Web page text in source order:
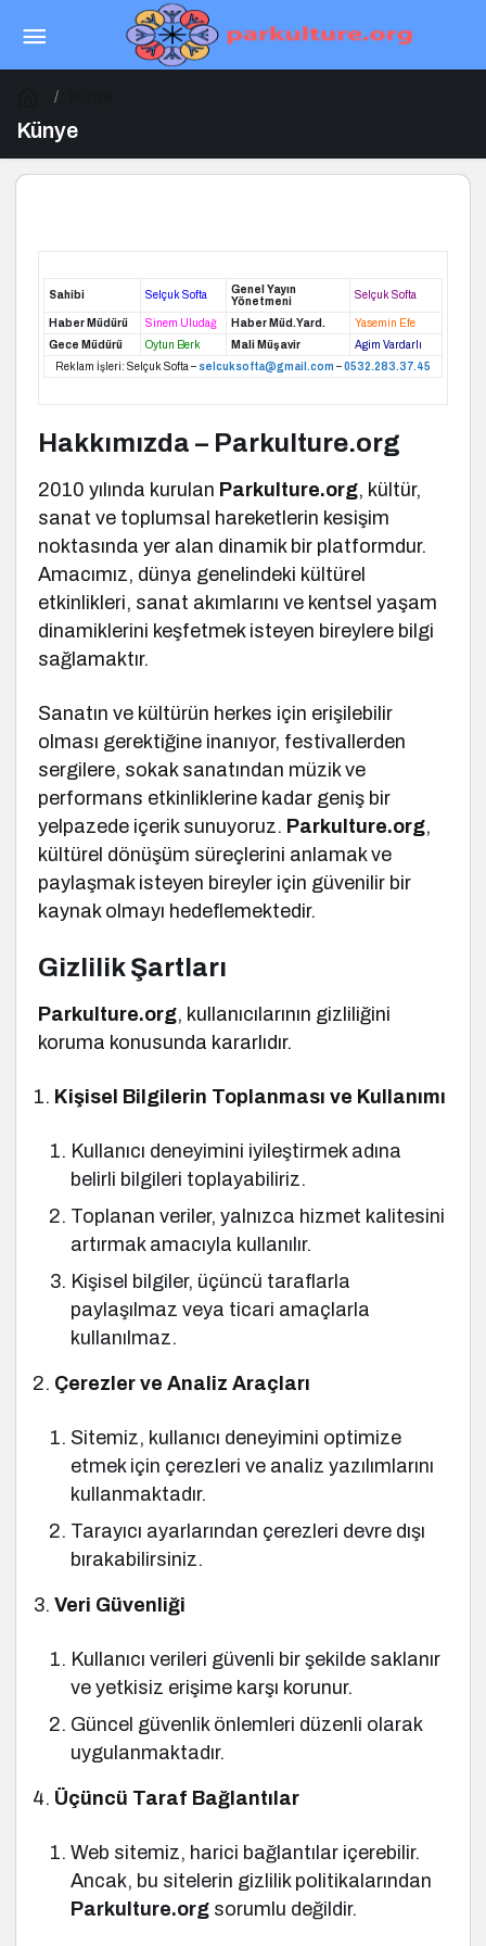
Künye
Sahibi Selçuk Softa
Genel Yayın
Yönetmeni
Selçuk Softa
Haber Müdürü Sinem Uludağ Haber Müd.Yard.
Yasemin Efe
Gece Müdürü
Oytun Berk Mali Müşavir
Agim Vardarlı
Reklam İşleri: Selçuk Softa – selcuksofta@gmail.com –0532.283.37.45
Hakkımızda – Parkulture.org
2010 yılında kurulan Parkulture.org, kültür,
sanat ve toplumsal hareketlerin kesişim
noktasında yer alan dinamik bir platformdur.
Amacımız, dünya genelindeki kültürel
etkinlikleri, sanat akımlarını ve kentsel yaşam
dinamiklerini keşfetmek isteyen bireylere bilgi
sağlamaktır.
Sanatın ve kültürün herkes için erişilebilir
olması gerektiğine inanıyor, festivallerden
sergilere, sokak sanatından müzik ve
performans etkinliklerine kadar geniş bir
yelpazede içerik sunuyoruz. Parkulture.org,
kültürel dönüşüm süreçlerini anlamak ve
paylaşmak isteyen bireyler için güvenilir bir
kaynak olmayı hedeflemektedir.
Gizlilik Şartları
Parkulture.org, kullanıcılarının gizliliğini
koruma konusunda kararlıdır.
Kişisel Bilgilerin Toplanması ve Kullanımı
Kullanıcı deneyimini iyileştirmek adına
belirli bilgileri toplayabiliriz.
Toplanan veriler, yalnızca hizmet kalitesini
artırmak amacıyla kullanılır.
Kişisel bilgiler, üçüncü taraflarla
paylaşılmaz veya ticari amaçlarla
kullanılmaz.
Çerezler ve Analiz Araçları
Sitemiz, kullanıcı deneyimini optimize
etmek için çerezleri ve analiz yazılımlarını
kullanmaktadır.
Tarayıcı ayarlarından çerezleri devre dışı
bırakabilirsiniz.
Veri Güvenliği
Kullanıcı verileri güvenli bir şekilde saklanır
ve yetkisiz erişime karşı korunur.
Güncel güvenlik önlemleri düzenli olarak
uygulanmaktadır.
Üçüncü Taraf Bağlantılar
Web sitemiz, harici bağlantılar içerebilir.
Ancak, bu sitelerin gizlilik politikalarından
Parkulture.org sorumlu değildir.